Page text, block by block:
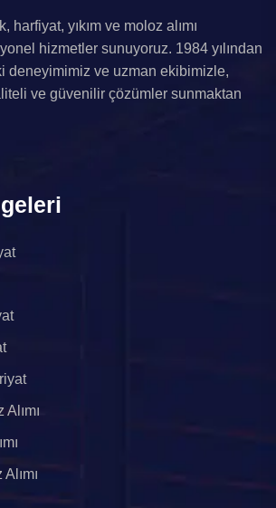
harfiyat, yıkım ve moloz alımı
hizmetler sunuyoruz. 1984 yılından
deneyimimiz ve uzman ekibimizle,
ve güvenilir çözümler sunmaktan